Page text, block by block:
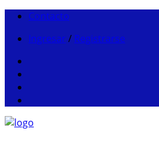
Contacto
Ingresar / Registrarse